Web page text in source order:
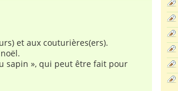
et aux couturières(ers).
sapin », qui peut être fait pour